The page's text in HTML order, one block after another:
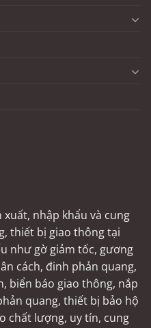
xuất, nhập khẩu và cung
thiết bị giao thông tại
như gờ giảm tốc, gương
cách, đinh phản quang,
biển báo giao thông, nắp
quang, thiết bị bảo hộ
chất lượng, uy tín, cung